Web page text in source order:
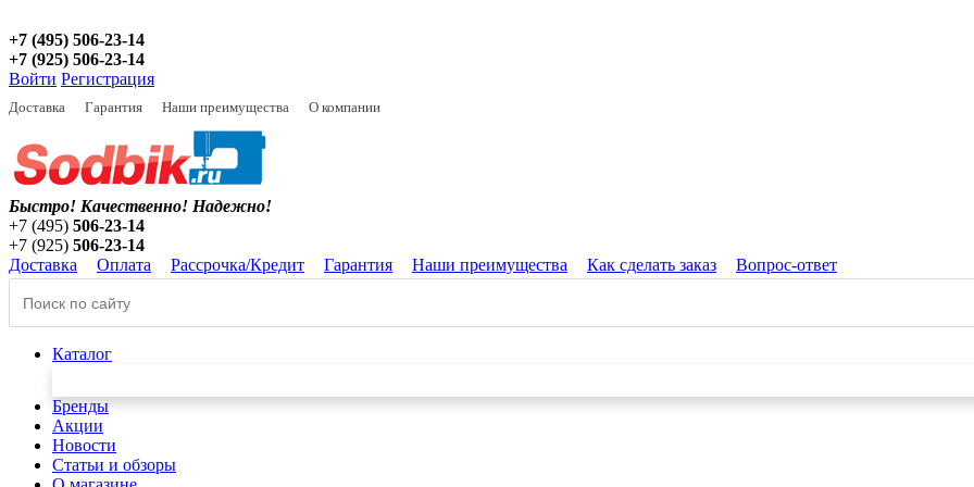
+7 (495) 506-23-14
+7 (925) 506-23-14
Войти Регистрация
Доставка Гарантия Наши преимущества О компании
Быстро! Качественно! Надежно!
+7 (495) 506-23-14
+7 (925) 506-23-14
Доставка
Оплата Рассрочка/Кредит Гарантия Наши преимущества Как сделать заказ Вопрос-ответ
Каталог
Бренды
Акции
Новости
Статьи и обзоры